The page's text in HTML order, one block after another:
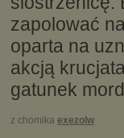
zapolować
oparta na
akcją
gatunek
z chomika exezolw